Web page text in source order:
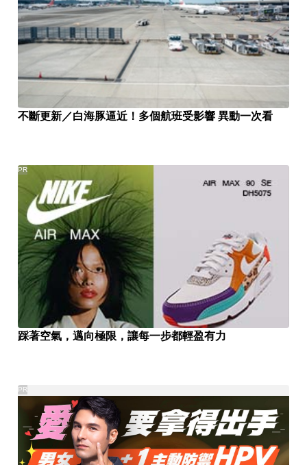
不斷更新／白海豚逼近！多個航班受影響 異動一次看
踩著空氣，邁向極限，讓每一步都輕盈有力
PR
PR